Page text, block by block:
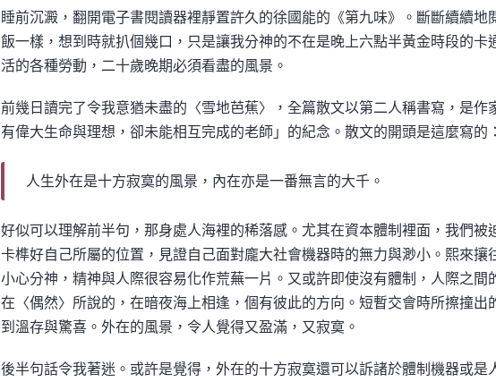
睡前沉澱，翻開電子書閱讀器裡靜置許久的徐國能的《第九味》。斷斷續續地
飯一樣，想到時就扒個幾口，只是讓我分神的不在是晚上六點半黃金時段的卡
活的各種勞動，二十歲晚期必須看盡的風景。
前幾日讀完了令我意猶未盡的〈雪地芭蕉〉，全篇散文以第二人稱書寫，是作
有偉大生命與理想，卻未能相互完成的老師」的紀念。散文的開頭是這麼寫的：
人生外在是十方寂寞的風景，內在亦是一番無言的大千。
好似可以理解前半句，那身處人海裡的稀落感。尤其在資本體制裡面，我們被
卡榫好自己所屬的位置，見證自己面對龐大社會機器時的無力與渺小。熙來攘
小心分神，精神與人際很容易化作荒蕪一片。又或許即使沒有體制，人際之間
在〈偶然〉所說的，在暗夜海上相逢，個有彼此的方向。短暫交會時所擦撞出
到溫存與驚喜。外在的風景，令人覺得又盈滿，又寂寞。
後半句話令我著迷。或許是覺得，外在的十方寂寞還可以訴諸於體制機器或是